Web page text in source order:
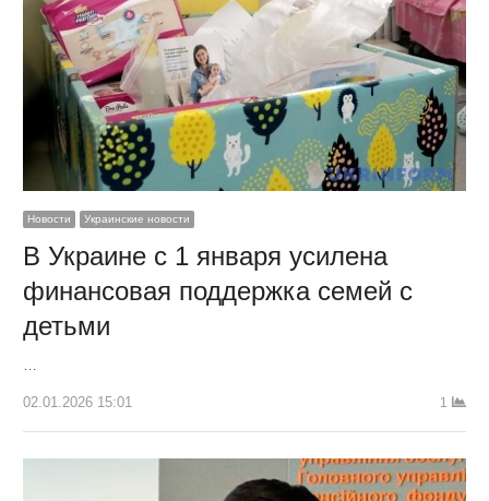
Новости Украинские новости
В Украине с 1 января усилена
финансовая поддержка семей с
детьми
02.01.2026 15:01 1